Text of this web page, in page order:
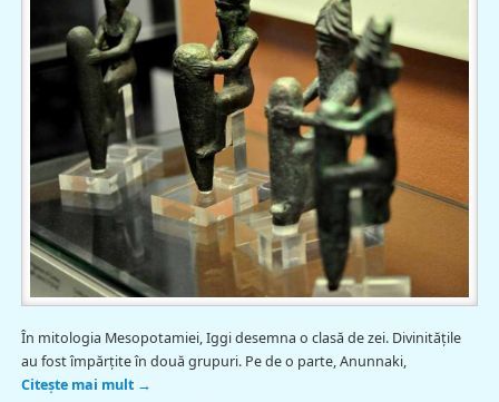
În mitologia Mesopotamiei, Iggi desemna o clasă de zei. Divinitățile
au fost împărțite în două grupuri. Pe de o parte, Anunnaki,
Citește mai mult →